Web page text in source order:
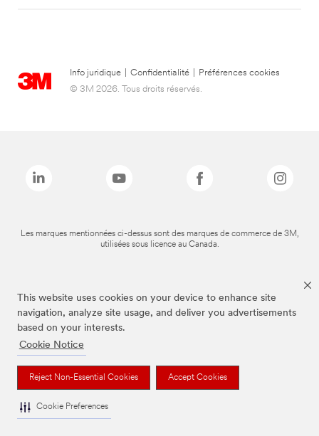
This website uses cookies on your device to enhance site
navigation, analyze site usage, and deliver you advertisements
based on your interests.
Cookie Notice
Reject Non-Essential Cookies Accept Cookies
Cookie Preferences
Info juridique Confidentialité
Préférences cookies
© 3M 2026. Tous droits réservés.
Les marques mentionnées ci-dessus sont des marques de commerce de 3M,
utilisées sous licence au Canada.